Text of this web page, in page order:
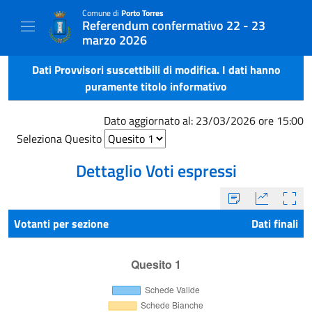
Comune di Porto Torres
Referendum confermativo 22 - 23
marzo 2026
Dati Provvisori suscettibili di modifica. I dati hanno
puramente titolo informativo
Dato aggiornato al: 23/03/2026 ore 15:00
Seleziona Quesito
Dettaglio Voti espressi
Votanti per sezione Dati finali